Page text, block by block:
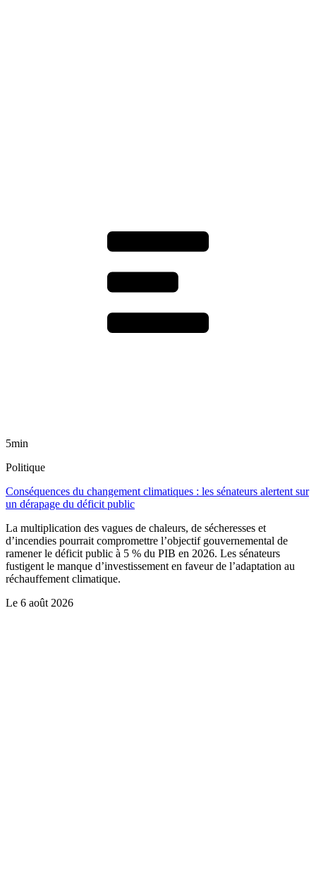
5min
Politique
Conséquences du changement climatiques : les sénateurs alertent sur
un dérapage du déficit public
La multiplication des vagues de chaleurs, de sécheresses et
d’incendies pourrait compromettre l’objectif gouvernemental de
ramener le déficit public à 5 % du PIB en 2026. Les sénateurs
fustigent le manque d’investissement en faveur de l’adaptation au
réchauffement climatique.
Le 6 août 2026